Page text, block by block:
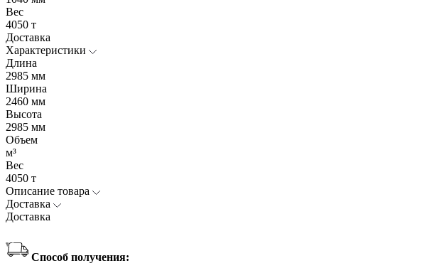
Вес
4050 т
Доставка
Характеристики
Длина
2985 мм
Ширина
2460 мм
Высота
2985 мм
Объем
м³
Вес
4050 т
Описание товара
Доставка
Доставка
Способ получения: